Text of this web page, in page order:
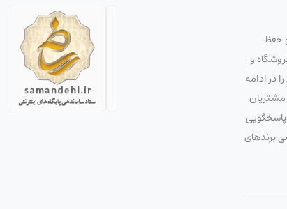
حفظ
برای فروشگاه و
در ادامه
مشتریان
پاسخگویی
برندهای